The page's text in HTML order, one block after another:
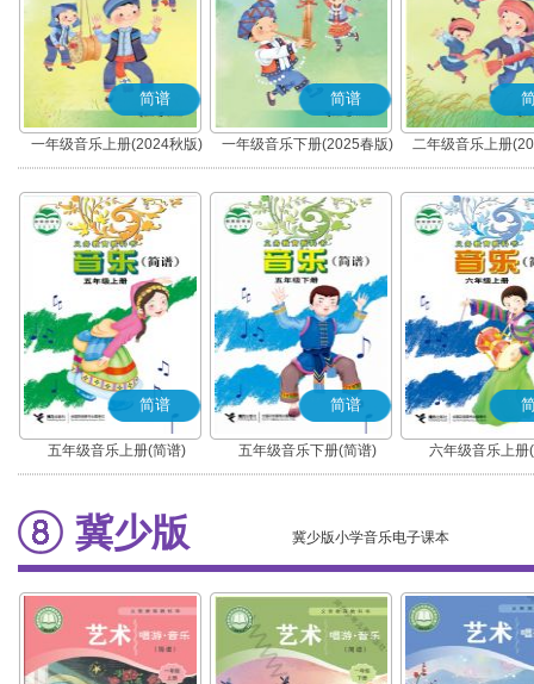
简谱
一年级音乐上册(2024秋版)
(简谱)
简谱
一年级音乐下册(2025春版)
(简谱)
二年级音乐上册
(简谱)
简谱
五年级音乐上册(简谱)
简谱
五年级音乐下册(简谱) 六年级音乐上册
冀少版 冀少版小学音乐电子课本